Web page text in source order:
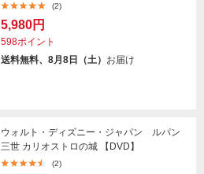
(2)
5,980円
598ポイント
送料無料、8月8日（土） お届け
ウォルト・ディズニー・ジャパン ルパン
三世 カリオストロの城 【DVD】
(2)